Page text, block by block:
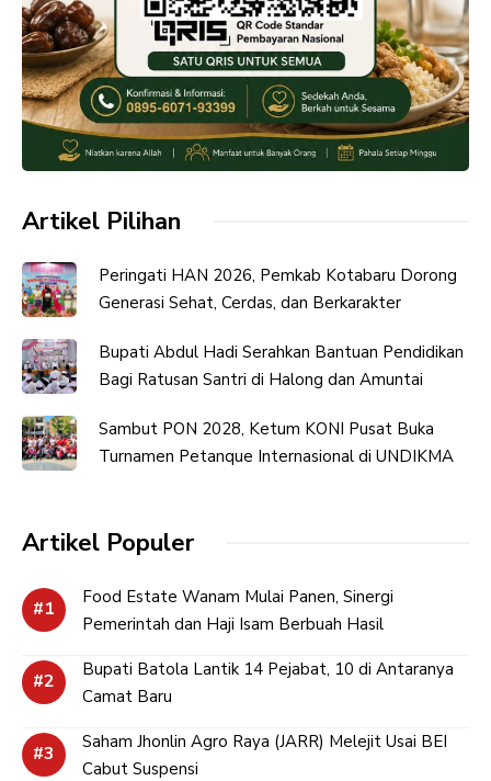
Artikel Pilihan
Peringati HAN 2026, Pemkab Kotabaru Dorong
Generasi Sehat, Cerdas, dan Berkarakter
Bupati Abdul Hadi Serahkan Bantuan Pendidikan
Bagi Ratusan Santri di Halong dan Amuntai
Sambut PON 2028, Ketum KONI Pusat Buka
Turnamen Petanque Internasional di UNDIKMA
Artikel Populer
Food Estate Wanam Mulai Panen, Sinergi
Pemerintah dan Haji Isam Berbuah Hasil
Bupati Batola Lantik 14 Pejabat, 10 di Antaranya
Camat Baru
Saham Jhonlin Agro Raya (JARR) Melejit Usai BEI
Cabut Suspensi